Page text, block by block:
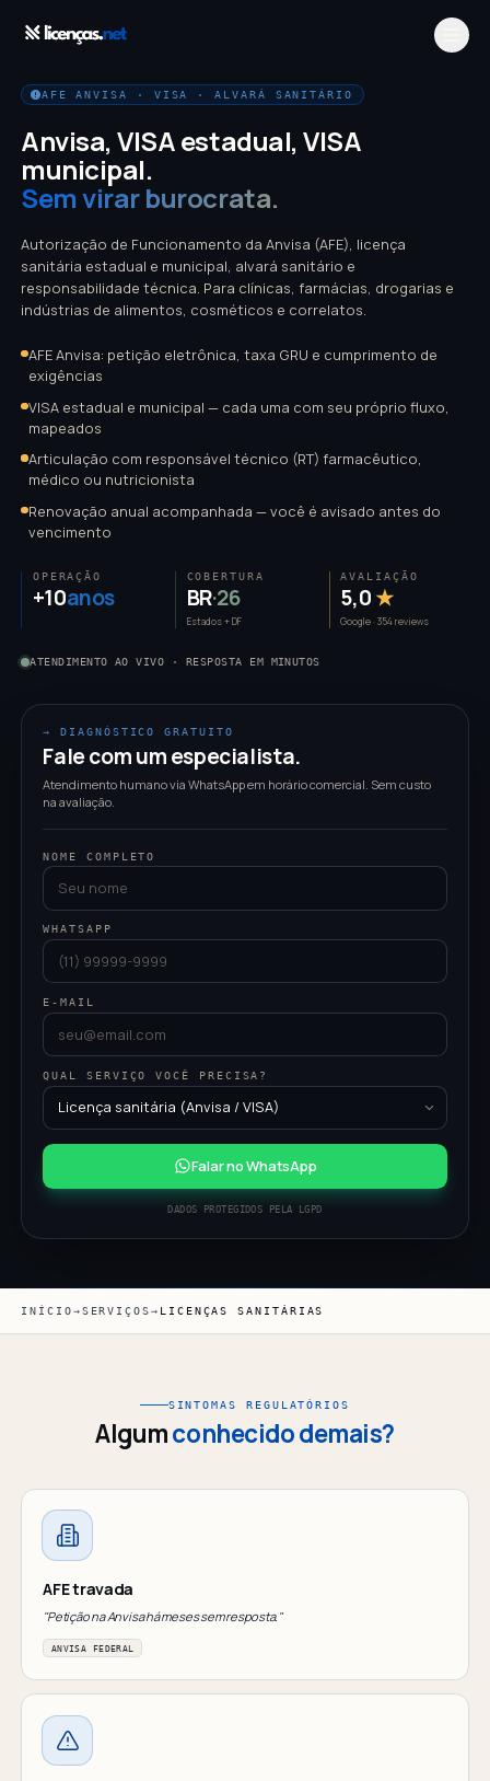
AFE ANVISA · VISA · ALVARÁ SANITÁRIO
Anvisa, VISA estadual, VISA
municipal.
Sem virar burocrata.
Autorização de Funcionamento da Anvisa (AFE), licença
sanitária estadual e municipal, alvará sanitário e
responsabilidade técnica. Para clínicas, farmácias, drogarias e
indústrias de alimentos, cosméticos e correlatos.
AFE Anvisa: petição eletrônica, taxa GRU e cumprimento de
exigências
VISA estadual e municipal — cada uma com seu próprio fluxo,
mapeados
Articulação com responsável técnico (RT) farmacêutico,
médico ou nutricionista
Renovação anual acompanhada — você é avisado antes do
vencimento
OPERAÇÃO
+10anos
COBERTURA
BR·26
Estados + DF
AVALIAÇÃO
5,0★
Google · 354 reviews
ATENDIMENTO AO VIVO · RESPOSTA EM MINUTOS
→ DIAGNÓSTICO GRATUITO
Fale com um especialista.
Atendimento humano via WhatsApp em horário comercial. Sem custo
na avaliação.
NOME COMPLETO
WHATSAPP
E-MAIL
QUAL SERVIÇO VOCÊ PRECISA?
Falar no WhatsApp
DADOS PROTEGIDOS PELA LGPD
INÍCIO→SERVIÇOS→ LICENÇAS SANITÁRIAS
SINTOMAS REGULATÓRIOS
Algumconhecido demais?
AFE travada
"Petição na Anvisa há meses sem resposta."
ANVISA FEDERAL